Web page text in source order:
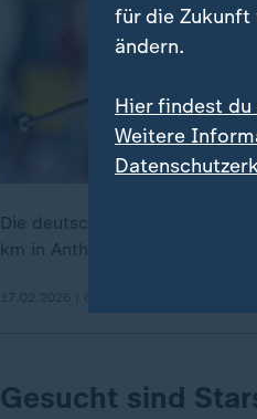
Die deutsche Biathlon-Staffel
km in Antholz holte
Gesucht sind
für die Zukunft
ändern.
Hier findest
Weitere